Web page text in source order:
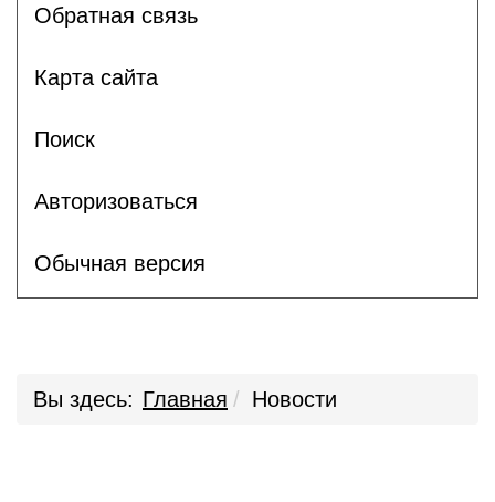
Обратная связь
Карта сайта
Поиск
Авторизоваться
Обычная версия
Вы здесь: Главная Новости